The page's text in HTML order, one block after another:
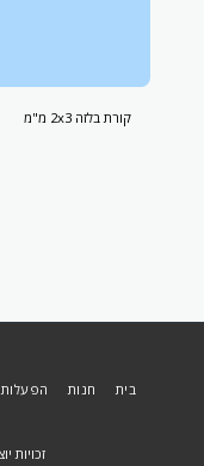
קורת בלזה 2x3 מ"מ
זכויות יוצרים ©
בית חנות